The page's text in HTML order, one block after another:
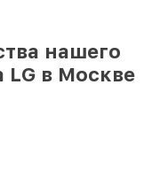
нашего
LG в Москве